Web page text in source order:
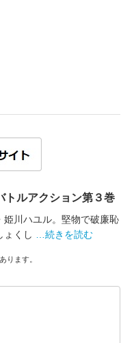
ルアクション第３巻
川ハユル。堅物で破廉恥
ょくし
…続きを読む
ります。